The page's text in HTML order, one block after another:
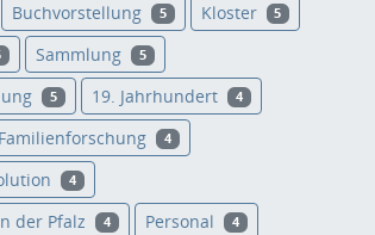
Buchvorstellung 5 Kloster 5
Sammlung 5
5 19. Jahrhundert 4
Familienforschung 4
4
der Pfalz 4 Personal 4